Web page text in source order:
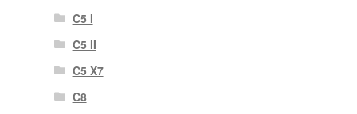
C5 I
C5 II
C5 X7
C8